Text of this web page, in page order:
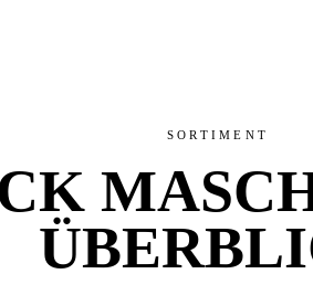
SORTIMENT